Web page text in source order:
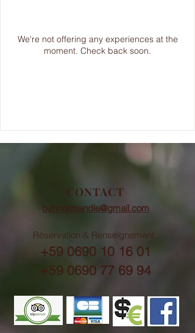
We're not offering any experiences at the
moment. Check back soon.
CONTACT
bzhnormandie@gmail.com
Réservation & Renseignement :
+59 0690 10 16 01
+59 0690 77 69 94